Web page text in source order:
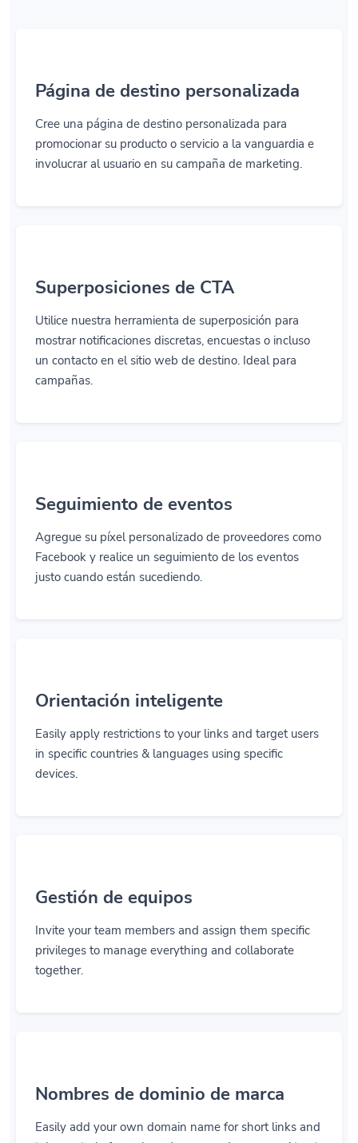
Página de destino personalizada
Cree una página de destino personalizada para
promocionar su producto o servicio a la vanguardia e
involucrar al usuario en su campaña de marketing.
Superposiciones de CTA
Utilice nuestra herramienta de superposición para
mostrar notificaciones discretas, encuestas o incluso
un contacto en el sitio web de destino. Ideal para
campañas.
Seguimiento de eventos
Agregue su píxel personalizado de proveedores como
Facebook y realice un seguimiento de los eventos
justo cuando están sucediendo.
Orientación inteligente
Easily apply restrictions to your links and target users
in specific countries & languages using specific
devices.
Gestión de equipos
Invite your team members and assign them specific
privileges to manage everything and collaborate
together.
Nombres de dominio de marca
Easily add your own domain name for short links and